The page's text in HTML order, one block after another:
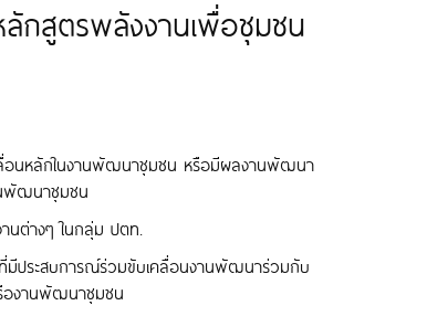
กสูตรพลังงานเพื่อชุมชน
อนหลักในงานพัฒนาชุมชน หรือมีผลงานพัฒนา
นพัฒนาชุมชน
นต่างๆ ในกลุ่ม ปตท.
มีประสบการณ์ร่วมขับเคลื่อนงานพัฒนาร่วมกับ
องานพัฒนาชุมชน